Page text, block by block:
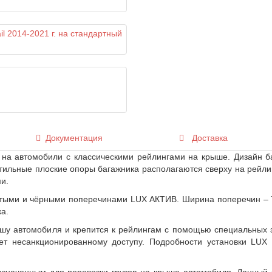
Документация
Доставка
автомобили с классическими рейлингами на крыше. Дизайн
плоские опоры багажника располагаются сверху на
и чёрными поперечинами LUX АКТИВ. Ширина поперечин
автомобиля и крепится к рейлингам с помощью
несанкционированному доступу. Подробности установки